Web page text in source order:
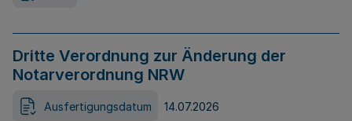
Dritte Verordnung zur Änderung der
Notarverordnung NRW
Ausfertigungsdatum 14.07.2026